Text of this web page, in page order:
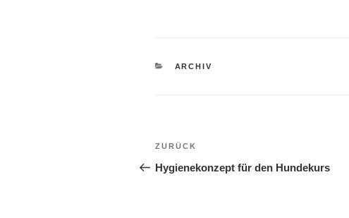
KATEGORIEN
ARCHIV
Beitragsnavigation
Vorheriger
Beitrag
ZURÜCK
Hygienekonzept für den Hundekurs